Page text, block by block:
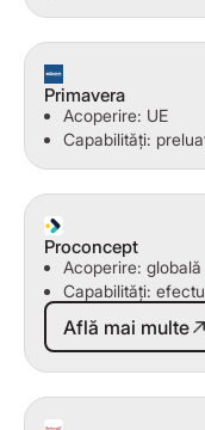
Primavera
Acoperire: UE
Capabilități:
Proconcept
Acoperire: globală
Capabilități:
Află mai
Află mai multe